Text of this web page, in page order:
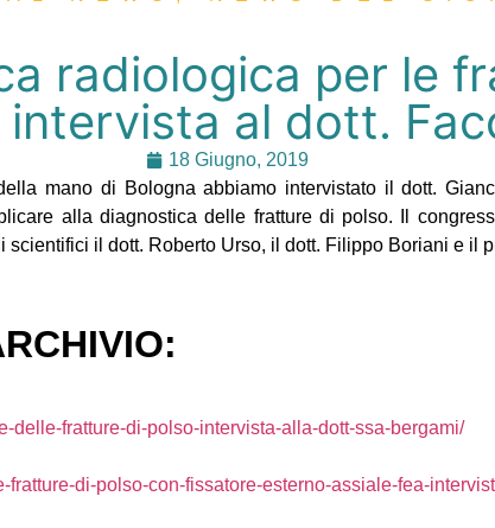
radiologica per le
al dott.
18 Giugno, 2019
mano di Bologna abbiamo intervistato il dott.
alla diagnostica delle fratture di polso. Il
scientifici il dott. Roberto Urso, il dott. Filippo Boriani e il
delle-fratture-di-polso-intervista-alla-dott-ssa-bergami/
fratture-di-polso-con-fissatore-esterno-assiale-fea-